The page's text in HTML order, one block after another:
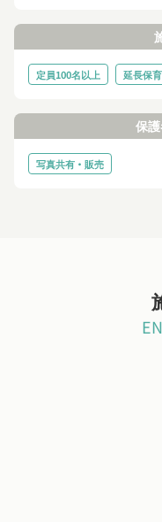
定員100名以上 延長保
保
写真共有・販売